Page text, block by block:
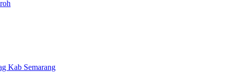
Kab Semarang